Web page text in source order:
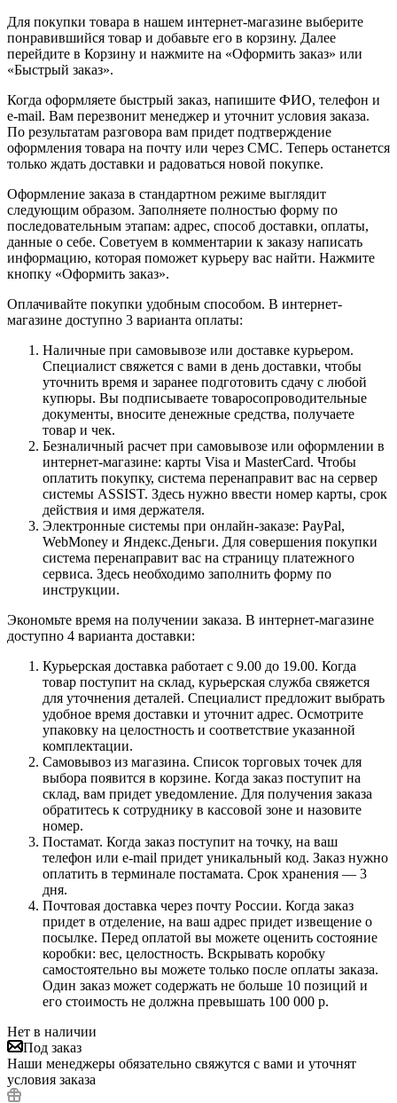
Для покупки товара в нашем интернет-магазине выберите
понравившийся товар и добавьте его в корзину. Далее
перейдите в Корзину и нажмите на «Оформить заказ» или
«Быстрый заказ».
Когда оформляете быстрый заказ, напишите ФИО, телефон и
e-mail. Вам перезвонит менеджер и уточнит условия заказа.
По результатам разговора вам придет подтверждение
оформления товара на почту или через СМС. Теперь останется
только ждать доставки и радоваться новой покупке.
Оформление заказа в стандартном режиме выглядит
следующим образом. Заполняете полностью форму по
последовательным этапам: адрес, способ доставки, оплаты,
данные о себе. Советуем в комментарии к заказу написать
информацию, которая поможет курьеру вас найти. Нажмите
кнопку «Оформить заказ».
Оплачивайте покупки удобным способом. В интернет-
магазине доступно 3 варианта оплаты:
Наличные при самовывозе или доставке курьером.
Специалист свяжется с вами в день доставки, чтобы
уточнить время и заранее подготовить сдачу с любой
купюры. Вы подписываете товаросопроводительные
документы, вносите денежные средства, получаете
товар и чек.
Безналичный расчет при самовывозе или оформлении в
интернет-магазине: карты Visa и MasterCard. Чтобы
оплатить покупку, система перенаправит вас на сервер
системы ASSIST. Здесь нужно ввести номер карты, срок
действия и имя держателя.
Электронные системы при онлайн-заказе: PayPal,
WebMoney и Яндекс.Деньги. Для совершения покупки
система перенаправит вас на страницу платежного
сервиса. Здесь необходимо заполнить форму по
инструкции.
Экономьте время на получении заказа. В интернет-магазине
доступно 4 варианта доставки:
Курьерская доставка работает с 9.00 до 19.00. Когда
товар поступит на склад, курьерская служба свяжется
для уточнения деталей. Специалист предложит выбрать
удобное время доставки и уточнит адрес. Осмотрите
упаковку на целостность и соответствие указанной
комплектации.
Самовывоз из магазина. Список торговых точек для
выбора появится в корзине. Когда заказ поступит на
склад, вам придет уведомление. Для получения заказа
обратитесь к сотруднику в кассовой зоне и назовите
номер.
Постамат. Когда заказ поступит на точку, на ваш
телефон или e-mail придет уникальный код. Заказ нужно
оплатить в терминале постамата. Срок хранения — 3
дня.
Почтовая доставка через почту России. Когда заказ
придет в отделение, на ваш адрес придет извещение о
посылке. Перед оплатой вы можете оценить состояние
коробки: вес, целостность. Вскрывать коробку
самостоятельно вы можете только после оплаты заказа.
Один заказ может содержать не больше 10 позиций и
его стоимость не должна превышать 100 000 р.
Нет в наличии
Под заказ
Наши менеджеры обязательно свяжутся с вами и уточнят
условия заказа